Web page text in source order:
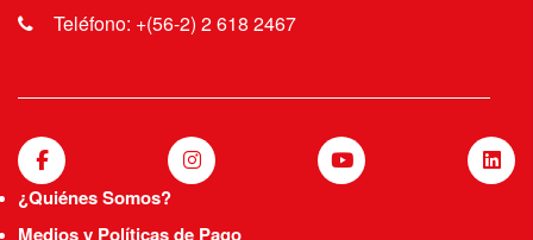
Teléfono: +(56-2) 2 618 2467
¿Quiénes Somos?
Medios y Políticas de Pago